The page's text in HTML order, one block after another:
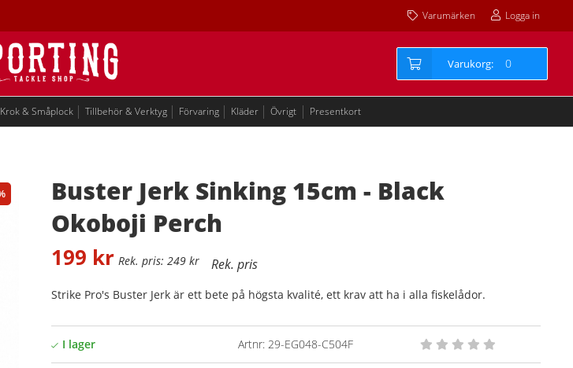
Varumärken Logga in
0
Krok & Småplock Tillbehör & Verktyg Förvaring Kläder Övrigt Presentkort
Buster Jerk Sinking 15cm - Black
Okoboji Perch
249kr
199 kr
Strike Pro's Buster Jerk är ett bete på högsta kvalité, ett krav att ha i alla fiskelådor.
Artnr:29-EG048-C504F